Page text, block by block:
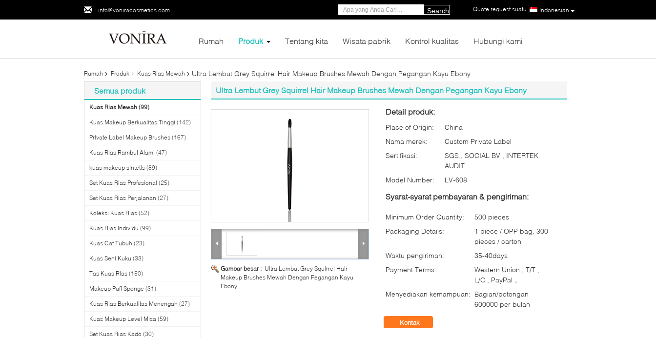
info@voniracosmetics.com Indonesian
Quote request suatu |
Search
Rumah Produk Tentang kita Wisata pabrik Kontrol kualitas Hubungi kami
Rumah Produk Kuas Rias Mewah Ultra Lembut Grey Squirrel Hair Makeup Brushes Mewah Dengan Pegangan Kayu Ebony
Semua produk
Kuas Rias Mewah (99)
Kuas Makeup Berkualitas Tinggi (142)
Private Label Makeup Brushes (167)
Kuas Rias Rambut Alami (47)
kuas makeup sintetis (89)
Set Kuas Rias Profesional (25)
Set Kuas Rias Perjalanan (27)
Koleksi Kuas Rias (52)
Kuas Rias Individu (99)
Kuas Cat Tubuh (23)
Kuas Seni Kuku (33)
Tas Kuas Rias (150)
Makeup Puff Sponge (31)
Kuas Rias Berkualitas Menengah (27)
Kuas Makeup Level Misa (59)
Set Kuas Rias Kado (30)
Ultra Lembut Grey Squirrel Hair Makeup Brushes Mewah Dengan Pegangan Kayu Ebony
Gambar besar : Ultra Lembut Grey Squirrel Hair
Makeup Brushes Mewah Dengan Pegangan Kayu
Ebony
Detail produk:
Place of Origin:
China
Nama merek:
Custom Private Label
Sertifikasi:
SGS , SOCIAL BV , INTERTEK
AUDIT
Model Number:
LV-608
Syarat-syarat pembayaran & pengiriman:
Minimum Order Quantity:
500 pieces
Packaging Details:
1 piece / OPP bag, 300
pieces / carton
Waktu pengiriman:
35-40days
Payment Terms:
Western Union , T/T ,
L/C , PayPal，
Menyediakan kemampuan: Bagian/potongan
600000 per bulan
Kontak